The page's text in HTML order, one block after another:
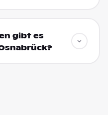
gibt es